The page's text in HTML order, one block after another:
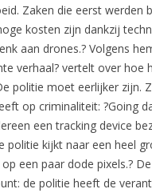
Zaken die eerst werden
kosten zijn dankzij
aan drones.? Volgens
verhaal? vertelt over hoe
politie moet eerlijker zijn.
op criminaliteit: ?Going
een tracking device
politie kijkt naar een heel
een paar dode pixels.?
de politie heeft de